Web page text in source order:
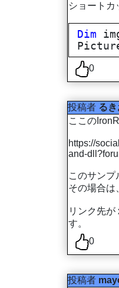
ショートカ
Dim
0
投稿者 る
ここの
https://
and-
このサンプ
その場合は
リンク先
す。
0
投稿者